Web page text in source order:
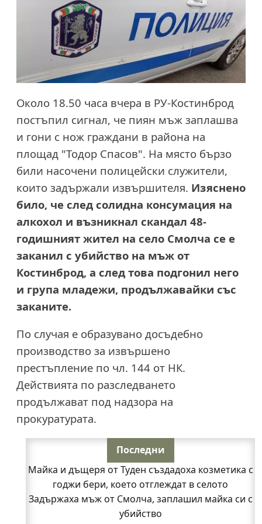
Около 18.50 часа вчера в РУ-Костинброд
постъпил сигнал, че пиян мъж заплашва
и гони с нож граждани в района на
площад "Тодор Спасов". На място бързо
били насочени полицейски служители,
които задържали извършителя. Изяснено
било, че след солидна консумация на
алкохол и възникнал скандал 48-
годишният жител на село Смолча се е
заканил с убийство на мъж от
Костинброд, а след това подгонил него
и група младежи, продължавайки със
заканите.
По случая е образувано досъдебно
производство за извършено
престъпление по чл. 144 от НК.
Действията по разследването
продължават под надзора на
прокуратурата.
Последни
Майка и дъщеря от Туден създадоха козметика с
годжи бери, което отглеждат в селото
Задържаха мъж от Смолча, заплашил майка си с
убийство